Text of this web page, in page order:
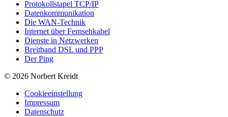
Protokollstapel TCP/IP
Datenkommunikation
Die WAN-Technik
Internet über Fernsehkabel
Dienste in Netzwerken
Breitband DSL und PPP
Der Ping
© 2026 Norbert Kreidt
Cookieeinstellung
Impressum
Datenschutz